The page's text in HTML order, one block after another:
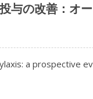
与の改善：オ
a prospective